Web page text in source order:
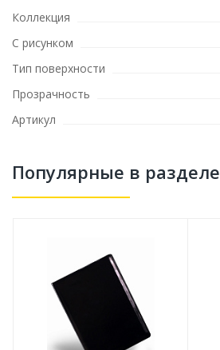
Коллекция
С рисунком
Тип поверхности
Прозрачность
Артикул
Популярные в разделе